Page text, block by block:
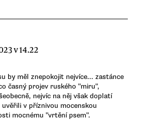
v 14.22
by měl znepokojit nejvíce... zastánce
časný projev ruského "miru",
nejvíc na něj však doplatí
uvěřili v příznivou mocenskou
mocnému "vrtění psem".